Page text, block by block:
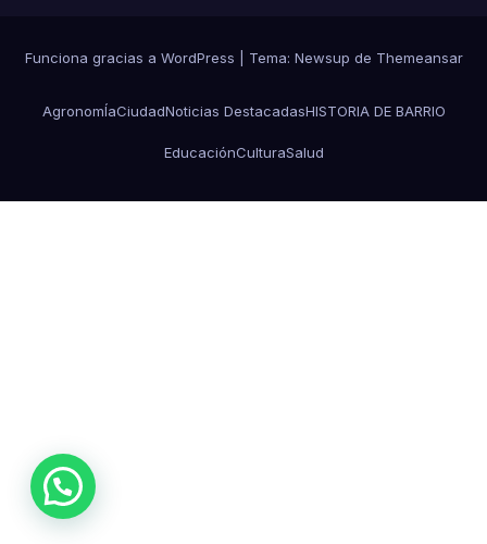
Funciona gracias a WordPress Tema: Newsup de Themeansar
AgronomÍaCiudadNoticias DestacadasHISTORIA DE BARRIO
EducaciónCulturaSalud